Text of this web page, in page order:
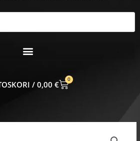
0,00 €
0
CART